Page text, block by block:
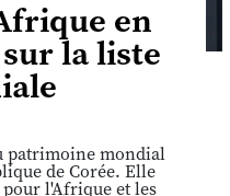
en
la liste
patrimoine mondial
de Corée. Elle
l'Afrique et les